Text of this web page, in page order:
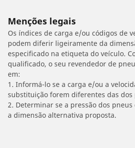
Menções legais
Os índices de carga e/ou códigos de
podem diferir ligeiramente da
especificado na etiqueta do veículo.
qualificado, o seu revendedor de
em:
1. Informá-lo se a carga e/ou a
substituição forem diferentes das
2. Determinar se a pressão dos
a dimensão alternativa proposta.